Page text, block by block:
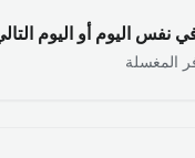
نفس اليوم أو اليوم
المغسلة